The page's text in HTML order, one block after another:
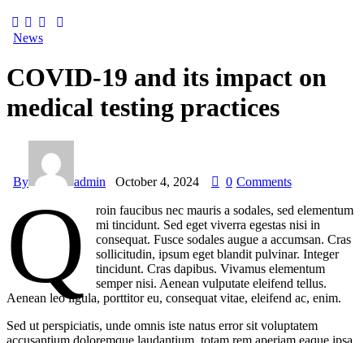
News
COVID-19 and its impact on
medical testing practices
By admin October 4, 2024 0 Comments
Q
roin faucibus nec mauris a sodales, sed elementum
mi tincidunt. Sed eget viverra egestas nisi in
consequat. Fusce sodales augue a accumsan. Cras
sollicitudin, ipsum eget blandit pulvinar. Integer
tincidunt. Cras dapibus. Vivamus elementum
semper nisi. Aenean vulputate eleifend tellus.
Aenean leo ligula, porttitor eu, consequat vitae, eleifend ac, enim.
Sed ut perspiciatis, unde omnis iste natus error sit voluptatem
accusantium doloremque laudantium, totam rem aperiam eaque ipsa,